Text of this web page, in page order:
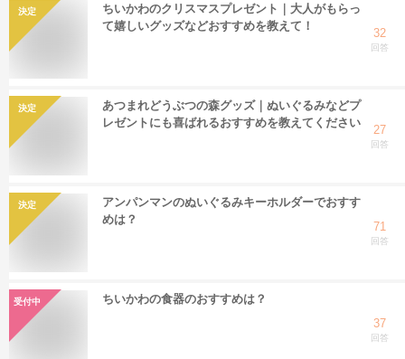
決定
ちいかわのクリスマスプレゼント｜大人がもらっ
て嬉しいグッズなどおすすめを教えて！
32
回答
決定
あつまれどうぶつの森グッズ｜ぬいぐるみなどプ
レゼントにも喜ばれるおすすめを教えてください
27
回答
決定
アンパンマンのぬいぐるみキーホルダーでおすす
めは？
71
回答
受付中
ちいかわの食器のおすすめは？
37
回答